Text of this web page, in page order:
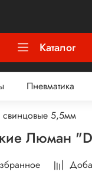
Каталог
Пневматика
свинцовые 5,5мм
Люман